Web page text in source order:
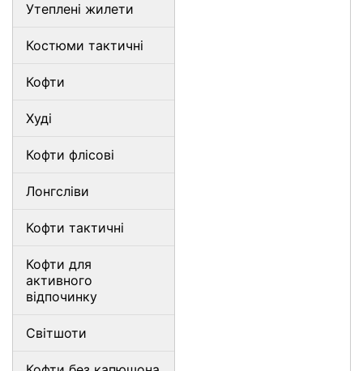
Утеплені жилети
Костюми тактичні
Кофти
Худі
Кофти флісові
Лонгсліви
Кофти тактичні
Кофти для
активного
відпочинку
Світшоти